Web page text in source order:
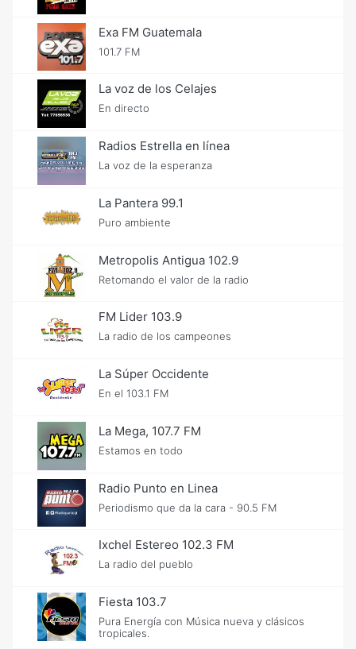
Exa FM Guatemala
101.7 FM
La voz de los Celajes
En directo
Radios Estrella en línea
La voz de la esperanza
La Pantera 99.1
Puro ambiente
Metropolis Antigua 102.9
Retomando el valor de la radio
FM Lider 103.9
La radio de los campeones
La Súper Occidente
En el 103.1 FM
La Mega, 107.7 FM
Estamos en todo
Radio Punto en Linea
Periodismo que da la cara - 90.5 FM
Ixchel Estereo 102.3 FM
La radio del pueblo
Fiesta 103.7
Pura Energía con Música nueva y clásicos
tropicales.